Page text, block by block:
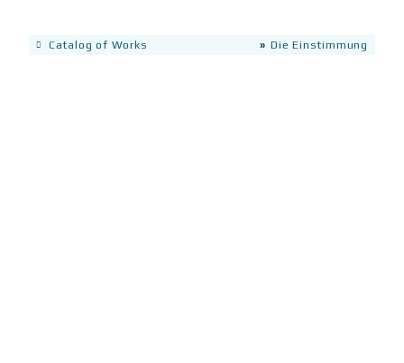
Catalog of Works » Die Einstimmung